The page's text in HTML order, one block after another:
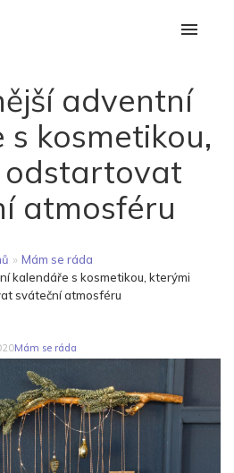
adventní
s kosmetikou,
odstartovat
atmosféru
» Mám se ráda
kalendáře s kosmetikou, kterými
sváteční atmosféru
Mám se ráda